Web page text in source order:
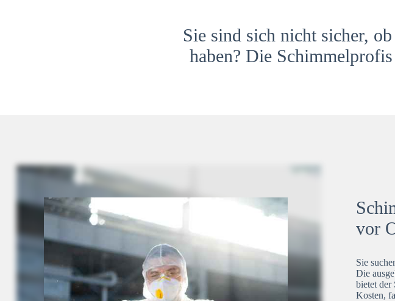
Sie sind sich nicht sicher,
haben? Die
vor
Sie
Die
bietet der
Kosten,